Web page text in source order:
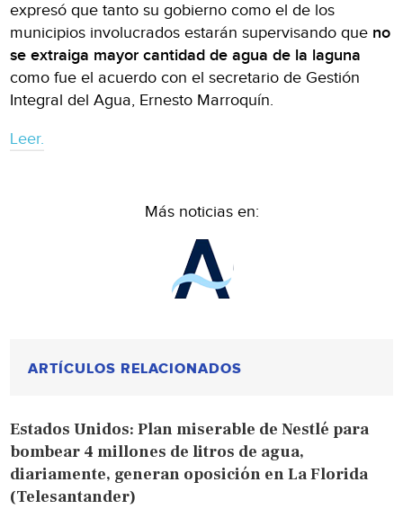
expresó que tanto su gobierno como el de los
municipios involucrados estarán supervisando que no
se extraiga mayor cantidad de agua de la laguna
como fue el acuerdo con el secretario de Gestión
Integral del Agua, Ernesto Marroquín.
Leer.
Más noticias en:
ARTÍCULOS RELACIONADOS
Estados Unidos: Plan miserable de Nestlé para
bombear 4 millones de litros de agua,
diariamente, generan oposición en La Florida
(Telesantander)